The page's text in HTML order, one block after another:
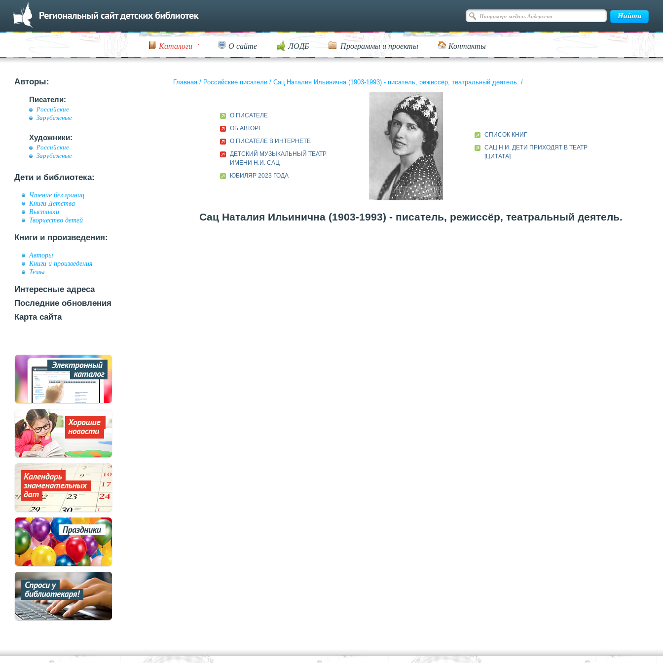
Каталоги О сайте ЛОДБ Программы и проекты Контакты
Авторы:
Писатели:
Российские
Зарубежные
Художники:
Российские
Зарубежные
Дети и библиотека:
Чтение без границ
Книги Детства
Выставки
Творчество детей
Книги и произведения:
Авторы
Книги и произведения
Темы
Интересные адреса
Последние обновления
Карта сайта
Главная / Российские писатели / Сац Наталия Ильинична (1903-1993) - писатель, режиссёр, театральный деятель. /
О ПИСАТЕЛЕ
ОБ АВТОРЕ
О ПИСАТЕЛЕ В ИНТЕРНЕТЕ
ДЕТСКИЙ МУЗЫКАЛЬНЫЙ ТЕАТР
ИМЕНИ Н.И. САЦ
ЮБИЛЯР 2023 ГОДА
СПИСОК КНИГ
САЦ Н.И. ДЕТИ ПРИХОДЯТ В ТЕАТР
[ЦИТАТА]
Сац Наталия Ильинична (1903-1993) - писатель, режиссёр, театральный деятель.